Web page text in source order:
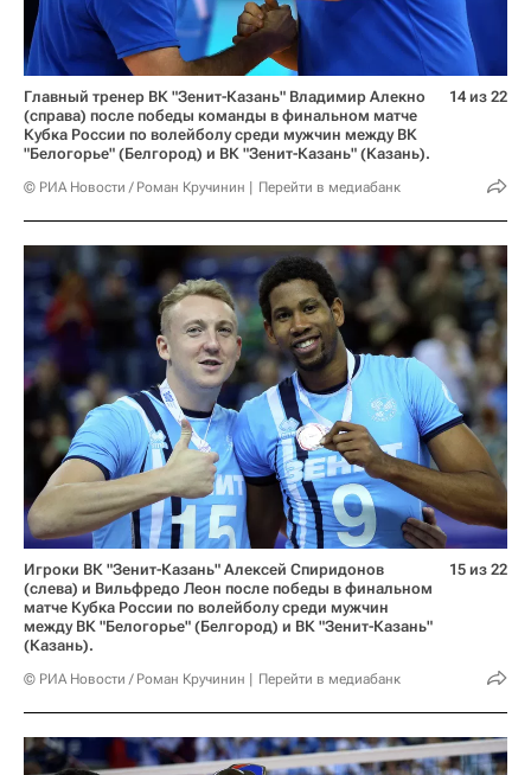
Главный тренер ВК "Зенит-Казань" Владимир Алекно
(справа) после победы команды в финальном матче
Кубка России по волейболу среди мужчин между ВК
"Белогорье" (Белгород) и ВК "Зенит-Казань" (Казань).
© РИА Новости / Роман Кручинин Перейти в медиабанк
14 из 22
Игроки ВК "Зенит-Казань" Алексей Спиридонов
(слева) и Вильфредо Леон после победы в финальном
матче Кубка России по волейболу среди мужчин
между ВК "Белогорье" (Белгород) и ВК "Зенит-Казань"
(Казань).
© РИА Новости / Роман Кручинин Перейти в медиабанк
15 из 22